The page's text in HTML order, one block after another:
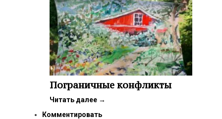
Пограничные конфликты
Читать далее →
Комментировать